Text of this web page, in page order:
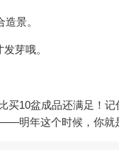
景。
芽哦。
10盆成品还满足！
明年这个时候，你就